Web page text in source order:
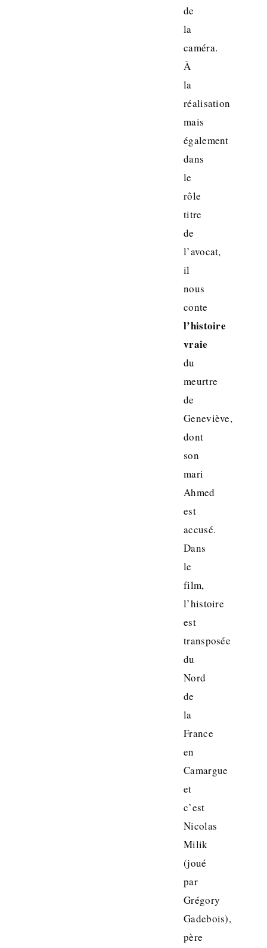
de
la
caméra.
À
la
réalisation
mais
également
dans
le
rôle
titre
de
l’avocat,
il
nous
conte
l’histoire
vraie
du
meurtre
de
Geneviève,
dont
son
mari
Ahmed
est
accusé.
Dans
le
film,
l’histoire
est
transposée
du
Nord
de
la
France
en
Camargue
et
c’est
Nicolas
Milik
(joué
par
Grégory
Gadebois),
père